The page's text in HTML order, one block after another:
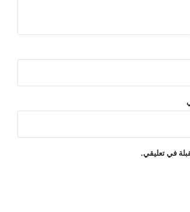
في تعليقي.